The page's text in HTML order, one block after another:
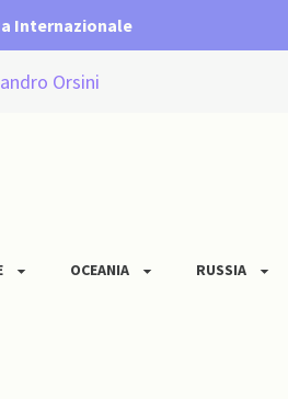
Internazionale
Orsini
OCEANIA RUSSIA